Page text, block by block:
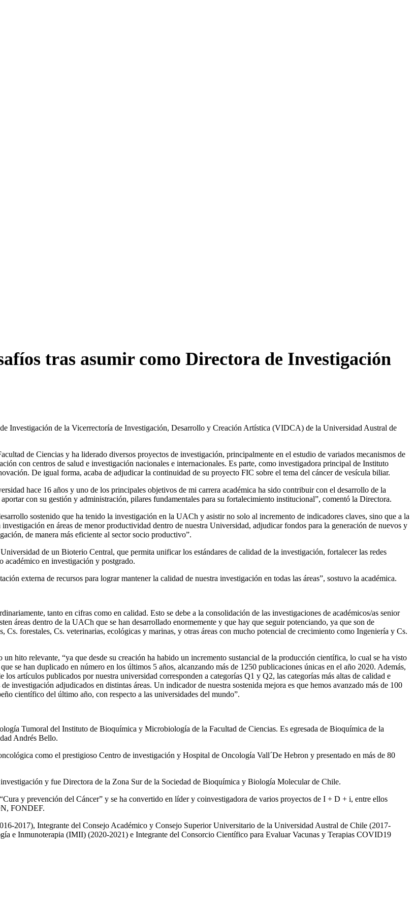
tras asumir como Directora de Investigación
Investigación de la Vicerrectoría de Investigación, Desarrollo y Creación Artística (VIDCA) de la Universidad Austral de
de Ciencias y ha liderado diversos proyectos de investigación, principalmente en el estudio de variados mecanismos de
con centros de salud e investigación nacionales e internacionales. Es parte, como investigadora principal de Instituto
De igual forma, acaba de adjudicar la continuidad de su proyecto FIC sobre el tema del cáncer de vesícula biliar.
hace 16 años y uno de los principales objetivos de mi carrera académica ha sido contribuir con el desarrollo de la
con su gestión y administración, pilares fundamentales para su fortalecimiento institucional”, comentó la Directora.
sostenido que ha tenido la investigación en la UACh y asistir no solo al incremento de indicadores claves, sino que a la
en áreas de menor productividad dentro de nuestra Universidad, adjudicar fondos para la generación de nuevos y
de manera más eficiente al sector socio productivo”.
de un Bioterio Central, que permita unificar los estándares de calidad de la investigación, fortalecer las redes
académico en investigación y postgrado.
externa de recursos para lograr mantener la calidad de nuestra investigación en todas las áreas”, sostuvo la académica.
tanto en cifras como en calidad. Esto se debe a la consolidación de las investigaciones de académicos/as senior
áreas dentro de la UACh que se han desarrollado enormemente y que hay que seguir potenciando, ya que son de
forestales, Cs. veterinarias, ecológicas y marinas, y otras áreas con mucho potencial de crecimiento como Ingeniería y Cs.
hito relevante, “ya que desde su creación ha habido un incremento sustancial de la producción científica, lo cual se ha visto
se han duplicado en número en los últimos 5 años, alcanzando más de 1250 publicaciones únicas en el año 2020. Además,
artículos publicados por nuestra universidad corresponden a categorías Q1 y Q2, las categorías más altas de calidad e
investigación adjudicados en distintas áreas. Un indicador de nuestra sostenida mejora es que hemos avanzado más de 100
científico del último año, con respecto a las universidades del mundo”.
Tumoral del Instituto de Bioquímica y Microbiología de la Facultad de Ciencias. Es egresada de Bioquímica de la
Andrés Bello.
como el prestigioso Centro de investigación y Hospital de Oncología Vall´De Hebron y presentado en más de 80
y fue Directora de la Zona Sur de la Sociedad de Bioquímica y Biología Molecular de Chile.
y prevención del Cáncer” y se ha convertido en líder y coinvestigadora de varios proyectos de I + D + i, entre ellos
FONDEF.
2017), Integrante del Consejo Académico y Consejo Superior Universitario de la Universidad Austral de Chile (2017-
e Inmunoterapia (IMII) (2020-2021) e Integrante del Consorcio Científico para Evaluar Vacunas y Terapias COVID19